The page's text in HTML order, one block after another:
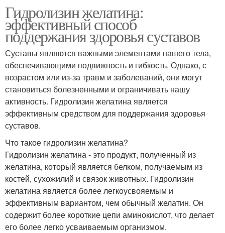
Гидролизин желатина:
эффективный способ
поддержания здоровья суставов
Суставы являются важными элементами нашего тела,
обеспечивающими подвижность и гибкость. Однако, с
возрастом или из-за травм и заболеваний, они могут
становиться болезненными и ограничивать нашу
активность. Гидролизин желатина является
эффективным средством для поддержания здоровья
суставов.
Что такое гидролизин желатина?
Гидролизин желатина - это продукт, полученный из
желатина, который является белком, получаемым из
костей, сухожилий и связок животных. Гидролизин
желатина является более легкоусвояемым и
эффективным вариантом, чем обычный желатин. Он
содержит более короткие цепи аминокислот, что делает
его более легко усваиваемым организмом.